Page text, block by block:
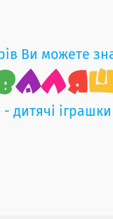
Ви можете
дитячі